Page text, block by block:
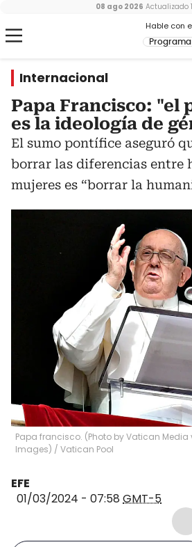
Hable con
Programa
08 ago 2026 Actualizado
Internacional
Papa Francisco: "el
es la ideología de
El sumo pontífice aseguró
borrar las diferencias entre
mujeres es “borrar la
Papa francisco. (Photo by Vatican
Images) / Vatican Pool
EFE
01/03/2024 - 07:58 GMT-5